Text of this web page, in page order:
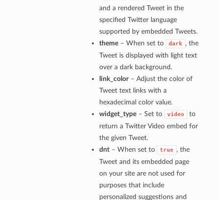
and a rendered Tweet in the
specified Twitter language
supported by embedded Tweets.
theme– When set to dark , the
Tweet is displayed with light text
over a dark background.
link_color– Adjust the color of
Tweet text links with a
hexadecimal color value.
widget_type– Set to video
to
return a Twitter Video embed for
the given Tweet.
dnt– When set to true , the
Tweet and its embedded page
on your site are not used for
purposes that include
personalized suggestions and